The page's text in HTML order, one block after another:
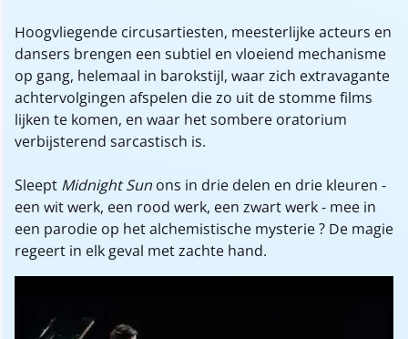
Hoogvliegende circusartiesten, meesterlijke acteurs en
dansers brengen een subtiel en vloeiend mechanisme
op gang, helemaal in barokstijl, waar zich extravagante
achtervolgingen afspelen die zo uit de stomme films
lijken te komen, en waar het sombere oratorium
verbijsterend sarcastisch is.
Sleept Midnight Sun ons in drie delen en drie kleuren -
een wit werk, een rood werk, een zwart werk - mee in
een parodie op het alchemistische mysterie ? De magie
regeert in elk geval met zachte hand.